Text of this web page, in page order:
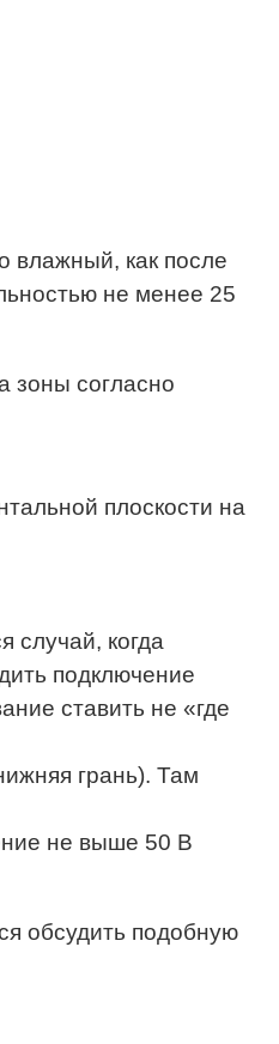
влажный, как после
не менее 25
зоны согласно
плоскости на
случай, когда
подключение
ставить не «где
грань). Там
не выше 50 В
обсудить подобную